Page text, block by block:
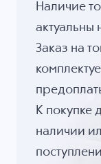
Наличие
актуальны
Заказ на
К покупке
наличии